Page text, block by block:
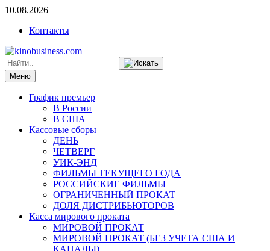
10.08.2026
Контакты
Меню
График премьер
В России
В США
Кассовые сборы
ДЕНЬ
ЧЕТВЕРГ
УИК-ЭНД
ФИЛЬМЫ ТЕКУЩЕГО ГОДА
РОССИЙСКИЕ ФИЛЬМЫ
ОГРАНИЧЕННЫЙ ПРОКАТ
ДОЛЯ ДИСТРИБЬЮТОРОВ
Касса мирового проката
МИРОВОЙ ПРОКАТ
МИРОВОЙ ПРОКАТ (БЕЗ УЧЕТА США И
КАНАДЫ)